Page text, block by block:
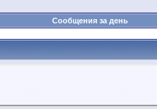
Сообщения за день